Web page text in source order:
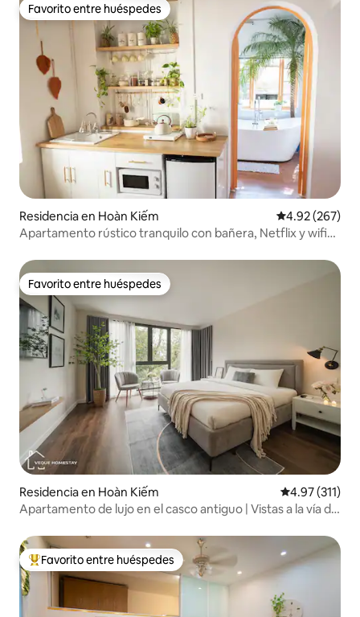
Favorito entre huéspedes
Favorito entre huéspedes
Residencia en Hoàn Kiếm Calificación
4.92 (267)
Apartamento rústico tranquilo con bañera, Netflix y wifi
Favorito entre huéspedes
Favorito entre huéspedes
Residencia en Hoàn Kiếm Calificación
4.97 (311)
Apartamento de lujo en el casco antiguo | Vistas a la vía del
De los mejores en Favorito entre huéspedes
Favorito entre huéspedes